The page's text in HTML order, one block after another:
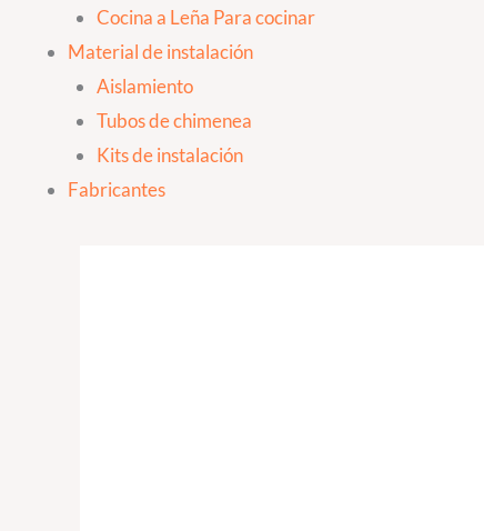
Cocina a Leña Para cocinar
Material de instalación
Aislamiento
Tubos de chimenea
Kits de instalación
Fabricantes